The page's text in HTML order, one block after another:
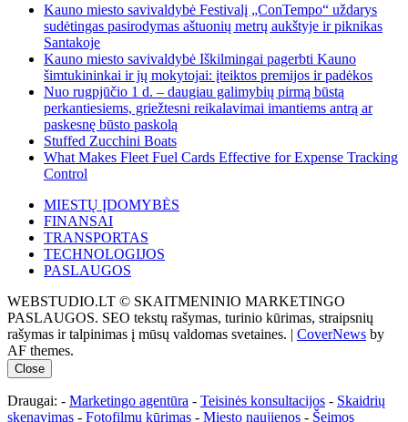
Kauno miesto savivaldybė Festivalį „ConTempo“ uždarys
sudėtingas pasirodymas aštuonių metrų aukštyje ir piknikas
Santakoje
Kauno miesto savivaldybė Iškilmingai pagerbti Kauno
šimtukininkai ir jų mokytojai: įteiktos premijos ir padėkos
Nuo rugpjūčio 1 d. – daugiau galimybių pirmą būstą
perkantiesiems, griežtesni reikalavimai imantiems antrą ar
paskesnę būsto paskolą
Stuffed Zucchini Boats
What Makes Fleet Fuel Cards Effective for Expense Tracking
Control
MIESTŲ ĮDOMYBĖS
FINANSAI
TRANSPORTAS
TECHNOLOGIJOS
PASLAUGOS
WEBSTUDIO.LT © SKAITMENINIO MARKETINGO
PASLAUGOS. SEO tekstų rašymas, turinio kūrimas, straipsnių
rašymas ir talpinimas į mūsų valdomas svetaines. | CoverNews by
AF themes.
Close
Draugai: - Marketingo agentūra - Teisinės konsultacijos - Skaidrių
skenavimas - Fotofilmų kūrimas - Miesto naujienos - Šeimos